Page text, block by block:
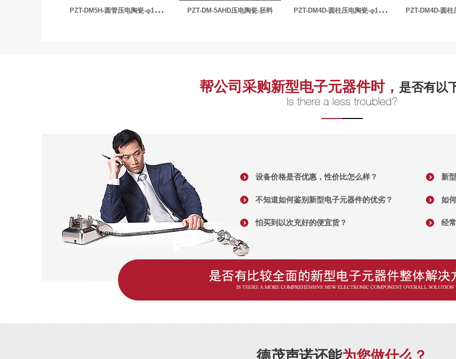
PZT-DM-5AHD压电陶瓷-胚料 P
ZT-DM4D-圆柱压电陶瓷-φ15.75x5mm-136kHz P
ZT-DM4D-圆柱压电陶瓷-φ12.7x21mm-72kHz
帮公司采购新型电子元器件时， 是否有以
设备价格是否优惠，性价比怎么样？ 新
不知道如何鉴别新型电子元器件的优劣？ 如
怕买到以次充好的便宜货？ 经
德茂声诺还能为您做什么？